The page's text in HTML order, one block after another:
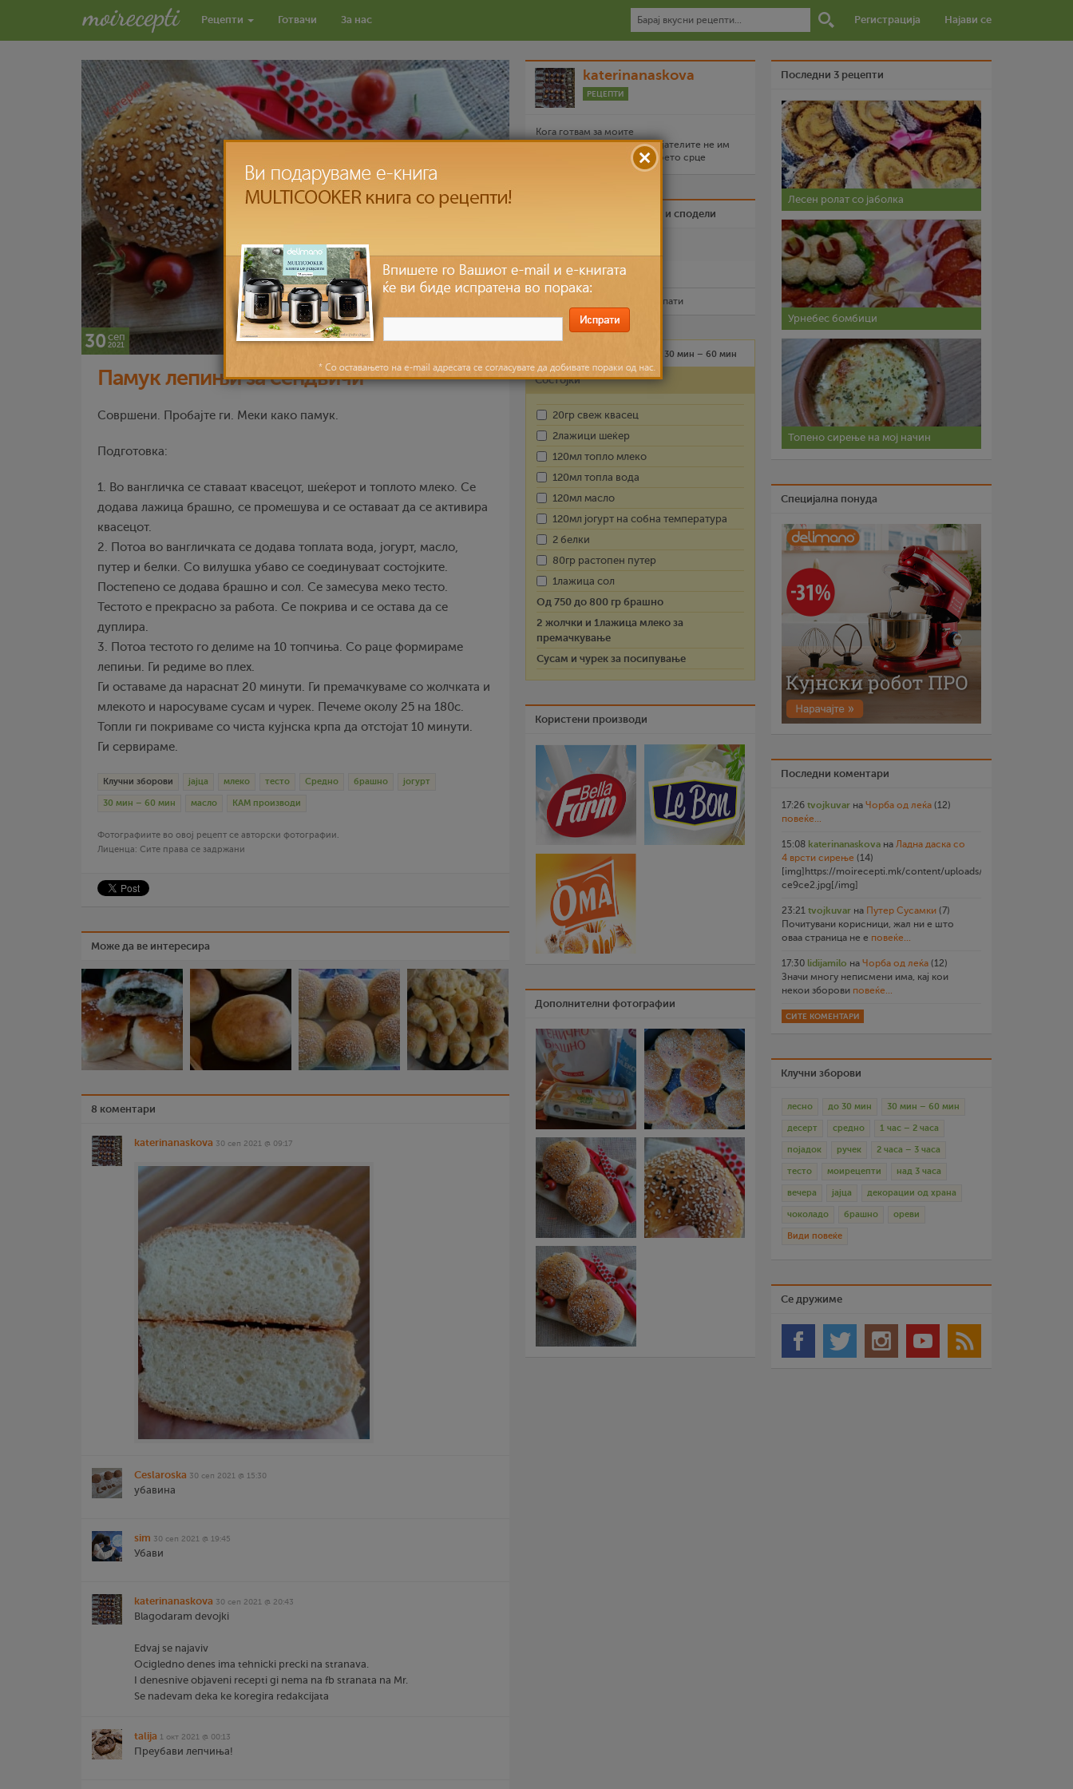
Рецепти Готвачи За нас Регистрација Најави се
30 сеп
2021
Памук лепињи за сендвичи
Совршени. Пробајте ги. Меки како памук.
Подготовка:
1. Во вангличка се ставаат квасецот, шеќерот и топлото млеко. Се
додава лажица брашно, се промешува и се оставаат да се активира
квасецот.
2. Потоа во вангличката се додава топлата вода, јогурт, масло,
путер и белки. Со вилушка убаво се соединуваат состојките.
Постепено се додава брашно и сол. Се замесува меко тесто.
Тестото е прекрасно за работа. Се покрива и се остава да се
дуплира.
3. Потоа тестото го делиме на 10 топчиња. Со раце формираме
лепињи. Ги редиме во плех.
Ги оставаме да нараснат 20 минути. Ги премачкуваме со жолчката и
млекото и наросуваме сусам и чурек. Печеме околу 25 на 180с.
Топли ги покриваме со чиста кујнска крпа да отстојат 10 минути.
Ги сервираме.
Клучни зборови јајца млеко тесто Средно брашно јогурт
30 мин – 60 мин масло КАМ производи
Фотографиите во овој рецепт се авторски фотографии.
Лиценца: Сите права се задржани
Може да ве интересира
8 коментари
katerinanaskova 30 сеп 2021 @ 09:17
Ceslaroska 30 сеп 2021 @ 15:30
убавина
sim 30 сеп 2021 @ 19:45
Убави
katerinanaskova 30 сеп 2021 @ 20:43
Blagodaram devojki
Edvaj se najaviv
Ocigledno denes ima tehnicki precki na stranava.
I denesnive objaveni recepti gi nema na fb stranata na Mr.
Se nadevam deka ke koregira redakcijata
talija 1 окт 2021 @ 00:13
Преубави лепчиња!
katerinanaskova
РЕЦЕПТИ
Кога готвам за моите
најблиски,семејството,пријателите не им
давам храна,им го давам моето срце
Биди вистински пријател и сподели
Испечати го рецептот
пати
30 мин – 60 мин
Состојки
20гр свеж квасец
2лажици шеќер
120мл топло млеко
120мл топла вода
120мл масло
120мл јогурт на собна температура
2 белки
80гр растопен путер
1лажица сол
Од 750 до 800 гр брашно
2 жолчки и 1лажица млеко за
премачкување
Сусам и чурек за посипување
Користени производи
Дополнителни фотографии
Последни 3 рецепти
Лесен ролат со јаболка
Урнебес бомбици
Топено сирење на мој начин
Специјална понуда
Последни коментари
17:26 tvojkuvar на Чорба од леќа (12)
повеќе...
15:08 katerinanaskova на Ладна даска со
4 врсти сирење (14)
[img]https://moirecepti.mk/content/uploads/2026/07/
ce9ce2.jpg[/img]
23:21 tvojkuvar на Путер Сусамки (7)
Почитувани корисници, жал ни е што
оваа страница не е повеќе...
17:30 lidijamilo на Чорба од леќа (12)
Значи многу неписмени има, кај кои
некои зборови повеќе...
СИТЕ КОМЕНТАРИ
Клучни зборови
лесно до 30 мин 30 мин – 60 мин
десерт средно 1 час – 2 часа
појадок ручек 2 часа – 3 часа
тесто моирецепти над 3 часа
вечера јајца декорации од храна
чоколадо брашно ореви
Види повеќе
Се дружиме